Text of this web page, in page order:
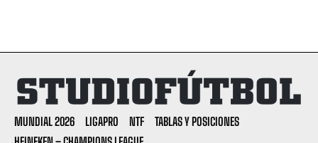
MUNDIAL 2026 LIGAPRO NTF
TABLAS Y POSICIONES